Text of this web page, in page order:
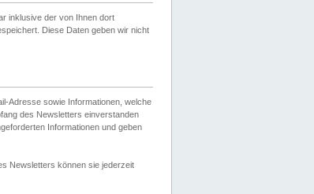
inklusive der von Ihnen dort
Diese Daten geben wir nicht
Adresse sowie Informationen, welche
des Newsletters einverstanden
Informationen und geben
Newsletters können sie jederzeit